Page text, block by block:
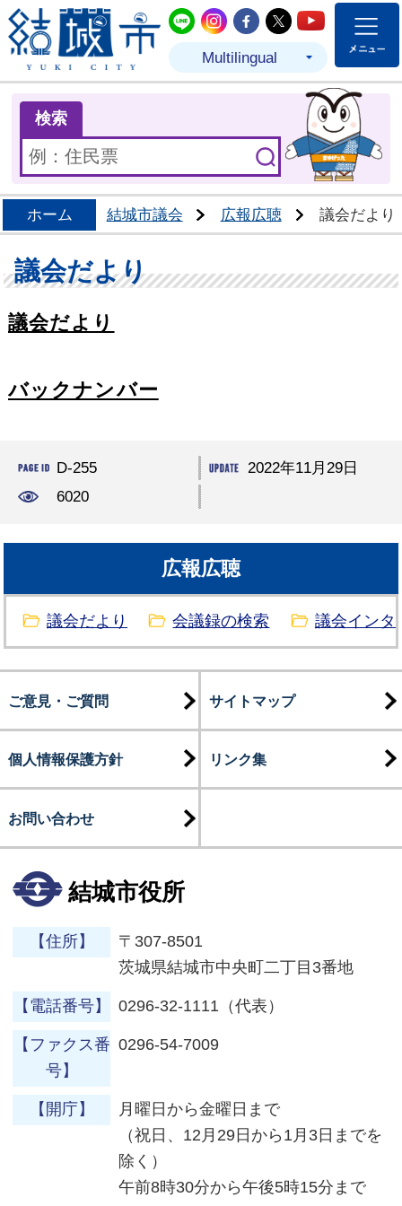
結城市公式LINE
結城市公式Instagram
結城市公式
結城市公式
結城市
Multilingual
検索
ホーム 結城市議会 広報広聴 議会だより
議会だより
議会だより
バックナンバー
D-255
2022年11月29日
6020
広報広聴
議会だより 会議録の検索 議会インタ
ご意見・ご質問 サイトマップ
個人情報保護方針 リンク集
お問い合わせ
結城市役所
【住所】
〒307-8501
茨城県結城市中央町二丁目3番地
【電話番号】 0296-32-1111（代表）
【ファクス番
号】
0296-54-7009
【開庁】
月曜日から金曜日まで
（祝日、12月29日から1月3日までを
除く）
午前8時30分から午後5時15分まで